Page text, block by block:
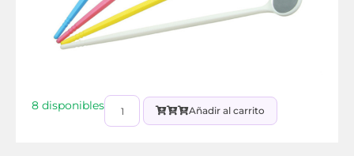
8 disponibles Añadir al carrito